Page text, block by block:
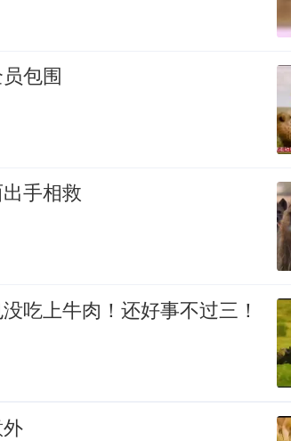
包围
手相救
吃上牛肉！还好事不过三！